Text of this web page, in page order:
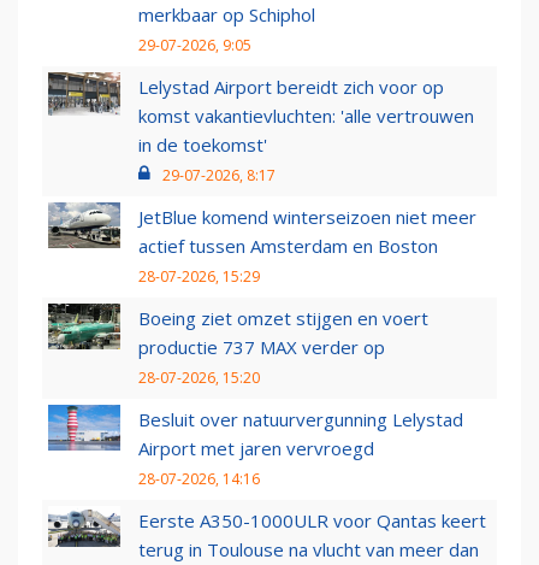
merkbaar op Schiphol
29-07-2026, 9:05
Lelystad Airport bereidt zich voor op
komst vakantievluchten: 'alle vertrouwen
in de toekomst'
29-07-2026, 8:17
JetBlue komend winterseizoen niet meer
actief tussen Amsterdam en Boston
28-07-2026, 15:29
Boeing ziet omzet stijgen en voert
productie 737 MAX verder op
28-07-2026, 15:20
Besluit over natuurvergunning Lelystad
Airport met jaren vervroegd
28-07-2026, 14:16
Eerste A350-1000ULR voor Qantas keert
terug in Toulouse na vlucht van meer dan